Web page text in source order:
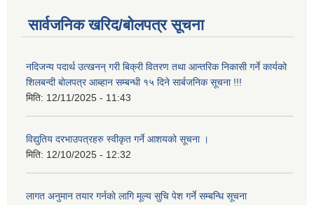
सार्वजनिक खरिद/बोलपत्र सूचना
नदिजन्य पदार्थ उत्खनन् गरी बिक्री वितरण तथा आन्तरिक निकासी गर्ने कार्यको
शिलबन्दी बोलपत्र आब्हान सम्बन्धी १५ दिने सार्बजनिक सूचना !!!
मिति: 12/11/2025 - 11:43
विद्युतिय दरभाउपत्रहरु स्वीकृत गर्ने आशयको सूचना ।
मिति: 12/10/2025 - 12:32
लागत अनुमान तयार गर्नकाे लागि मूल्य सुचि पेश गर्ने सम्बन्धि सूचना